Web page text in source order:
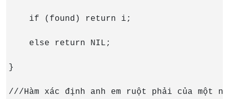
    if (found) return i;
    else return NIL;
}
///Hàm xác định anh em ruột phải của một